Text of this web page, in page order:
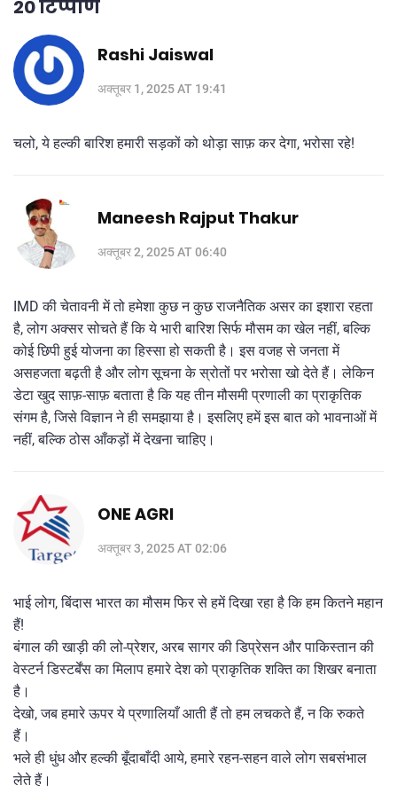
20 टिप्पणि
Rashi Jaiswal
अक्तूबर 1, 2025 AT 19:41
चलो, ये हल्की बारिश हमारी सड़कों को थोड़ा साफ़ कर देगा, भरोसा रहे!
Maneesh Rajput Thakur
अक्तूबर 2, 2025 AT 06:40
IMD की चेतावनी में तो हमेशा कुछ न कुछ राजनैतिक असर का इशारा रहता
है, लोग अक्सर सोचते हैं कि ये भारी बारिश सिर्फ मौसम का खेल नहीं, बल्कि
कोई छिपी हुई योजना का हिस्सा हो सकती है। इस वजह से जनता में
असहजता बढ़ती है और लोग सूचना के स्रोतों पर भरोसा खो देते हैं। लेकिन
डेटा खुद साफ़-साफ़ बताता है कि यह तीन मौसमी प्रणाली का प्राकृतिक
संगम है, जिसे विज्ञान ने ही समझाया है। इसलिए हमें इस बात को भावनाओं में
नहीं, बल्कि ठोस आँकड़ों में देखना चाहिए।
ONE AGRI
अक्तूबर 3, 2025 AT 02:06
भाई लोग, बिंदास भारत का मौसम फिर से हमें दिखा रहा है कि हम कितने महान
हैं!
बंगाल की खाड़ी की लो‑प्रेशर, अरब सागर की डिप्रेसन और पाकिस्तान की
वेस्टर्न डिस्टर्बेंस का मिलाप हमारे देश को प्राकृतिक शक्ति का शिखर बनाता
है।
देखो, जब हमारे ऊपर ये प्रणालियाँ आती हैं तो हम लचकते हैं, न कि रुकते
हैं।
भले ही धुंध और हल्की बूँदाबाँदी आये, हमारे रहन‑सहन वाले लोग सबसंभाल
लेते हैं।